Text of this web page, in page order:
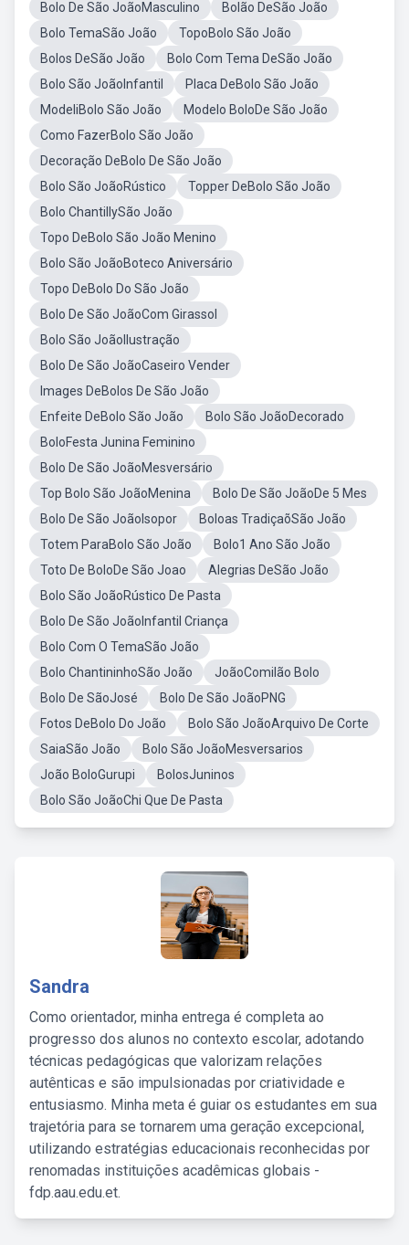
Bolo De São JoãoMasculino
Bolão DeSão João
Bolo TemaSão João
TopoBolo São João
Bolos DeSão João
Bolo Com Tema DeSão João
Bolo São JoãoInfantil
Placa DeBolo São João
ModeliBolo São João
Modelo BoloDe São João
Como FazerBolo São João
Decoração DeBolo De São João
Bolo São JoãoRústico
Topper DeBolo São João
Bolo ChantillySão João
Topo DeBolo São João Menino
Bolo São JoãoBoteco Aniversário
Topo DeBolo Do São João
Bolo De São JoãoCom Girassol
Bolo São JoãoIlustração
Bolo De São JoãoCaseiro Vender
Images DeBolos De São João
Enfeite DeBolo São João
Bolo São JoãoDecorado
BoloFesta Junina Feminino
Bolo De São JoãoMesversário
Top Bolo São JoãoMenina
Bolo De São JoãoDe 5 Mes
Bolo De São JoãoIsopor
Boloas TradiçaõSão João
Totem ParaBolo São João
Bolo1 Ano São João
Toto De BoloDe São Joao
Alegrias DeSão João
Bolo São JoãoRústico De Pasta
Bolo De São JoãoInfantil Criança
Bolo Com O TemaSão João
Bolo ChantininhoSão João
JoãoComilão Bolo
Bolo De SãoJosé
Bolo De São JoãoPNG
Fotos DeBolo Do João
Bolo São JoãoArquivo De Corte
SaiaSão João
Bolo São JoãoMesversarios
João BoloGurupi
BolosJuninos
Bolo São JoãoChi Que De Pasta
Sandra
Como orientador, minha entrega é completa ao
progresso dos alunos no contexto escolar, adotando
técnicas pedagógicas que valorizam relações
autênticas e são impulsionadas por criatividade e
entusiasmo. Minha meta é guiar os estudantes em sua
trajetória para se tornarem uma geração excepcional,
utilizando estratégias educacionais reconhecidas por
renomadas instituições acadêmicas globais -
fdp.aau.edu.et.